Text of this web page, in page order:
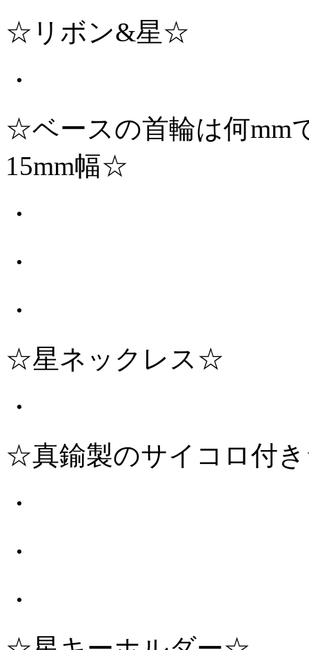
☆リボン&星☆
・
☆ベースの首輪は何mm
15mm幅☆
・
・
・
☆星ネックレス☆
・
☆真鍮製のサイコロ付
・
・
・